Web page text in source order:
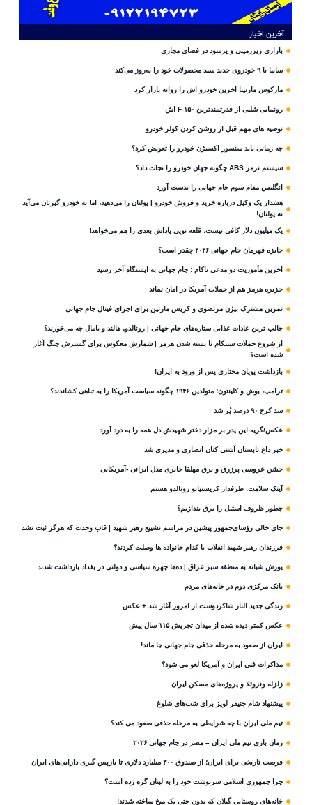
آخرین اخبار
بازاری زیرزمینی و پرسود در فضای مجازی
سایپا با ۹ خودروی جدید سبد محصولات خود را به‌روز می‌کند
مارکوس مارتینا آخرین خودرو اش را روانه بازار کرد
رونمایی شلبی از قدرتمندترین F-۱۵۰ اش
توصیه های مهم قبل از روشن کردن کولر خودرو
چه زمانی باید سنسور اکسیژن خودرو را تعویض کرد؟
سیستم ترمز ABS چگونه جهان خودرو را نجات داد؟
انگلیس مقام سوم جام‌ جهانی را بدست آورد
هشدار یک وکیل درباره خرید و فروش خودرو | پولتان را می‌دهید، اما نه خودرو گیرتان می‌آید
نه پولتان!
یک میلیون دلار کافی نیست، قلعه‌ نویی پاداش بعدی را هم می‌خواهد!
جایزه قهرمان جام جهانی ۲۰۲۶ چقدر است؟
آخرین مأموریت دو مدعی ناکام ؛ جام جهانی به ایستگاه آخر رسید
جزیره هرمز هم از حملات آمریکا در امان نماند
تمرین مشترک بیژن مرتضوی و کریس مارتین برای اجرای فینال جام جهانی
جالب ترین عادات غذایی ستاره‌های جام جهانی | رونالدو، هالند و یامال چه می‌خورند؟
از شروع حملات سنتکام تا بسته شدن هرمز | شمارش معکوس برای گسترش جنگ آغاز
شده است؟
بازداشت پویان مختاری پس از ورود به ایران!
ترامپ، بوش و کلینتون؛ متولدین ۱۹۴۶ چگونه سیاست آمریکا را به تباهی کشاندند؟
سد کرج ۹۰ درصد پُر شد
عکس/گریه این پدر بر مزار دختر شهیدش دل همه را به درد آورد
خبر داغ تابستان آشتی کنان انصاری و مدیری شد
جشن عروسی پرزرق و برق مهلقا جابری مدل ایرانی -آمریکایی
آیتک سلامت: طرفدار کریستیانو رونالدو هستم
چطور ظروف استیل را برق بندازیم؟
جای خالی رؤسای‌جمهور پیشین در مراسم تشییع رهبر شهید | قاب وحدت که هرگز ثبت نشد
فرزندان رهبر شهید انقلاب با کدام خانواده ها وصلت کردند؟
یورش شبانه به منطقه سبز عراق | ده‌ها چهره سیاسی و دولتی در بغداد بازداشت شدند
بانک مرکزی دوم در خانه‌های مردم
زندگی جدید الناز شاکردوست از امروز آغاز شد + عکس
عکس کمتر دیده شده از میدان تجریش ۱۱۵ سال پیش
ایران از صعود به مرحله حذفی جام جهانی جا ماند!
مذاکرات فنی ایران و آمریکا لغو می شود؟
زلزله ونزوئلا و پروژه‌های مسکن ایران
پیشنهاد شام جنیفر لوپز برای شب‌های شلوغ
تیم ملی ایران با چه شرایطی به مرحله حذفی صعود می کند؟
زمان بازی تیم ملی ایران – مصر در جام جهانی ۲۰۲۶
فرصت تاریخی برای ایران؛ از صندوق ۳۰۰ میلیارد دلاری تا بازپس گیری دارایی‌های ایران
چرا جمهوری اسلامی سرنوشت خود را به لبنان گره زده است؟
خانه‌های روستایی گیلان که بدون حتی یک میخ ساخته شدند!